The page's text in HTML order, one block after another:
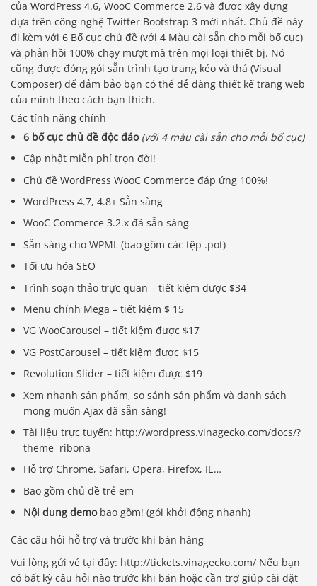
của WordPress 4.6, WooC Commerce 2.6 và được xây dựng
dựa trên công nghệ Twitter Bootstrap 3 mới nhất. Chủ đề này
đi kèm với 6 Bố cục chủ đề (với 4 Màu cài sẵn cho mỗi bố cục)
và phản hồi 100% chạy mượt mà trên mọi loại thiết bị. Nó
cũng được đóng gói sẵn trình tạo trang kéo và thả (Visual
Composer) để đảm bảo bạn có thể dễ dàng thiết kế trang web
của mình theo cách bạn thích.
Các tính năng chính
6 bố cục chủ đề độc đáo (với 4 màu cài sẵn cho mỗi bố cục)
Cập nhật miễn phí trọn đời!
Chủ đề WordPress WooC Commerce đáp ứng 100%!
WordPress 4.7, 4.8+ Sẵn sàng
WooC Commerce 3.2.x đã sẵn sàng
Sẵn sàng cho WPML (bao gồm các tệp .pot)
Tối ưu hóa SEO
Trình soạn thảo trực quan – tiết kiệm được $34
Menu chính Mega – tiết kiệm $ 15
VG WooCarousel – tiết kiệm được $17
VG PostCarousel – tiết kiệm được $15
Revolution Slider – tiết kiệm được $19
Xem nhanh sản phẩm, so sánh sản phẩm và danh sách
mong muốn Ajax đã sẵn sàng!
Tài liệu trực tuyến: http://wordpress.vinagecko.com/docs/?
theme=ribona
Hỗ trợ Chrome, Safari, Opera, Firefox, IE…
Bao gồm chủ đề trẻ em
Nội dung demobao gồm! (gói khởi động nhanh)
Các câu hỏi hỗ trợ và trước khi bán hàng
Vui lòng gửi vé tại đây: http://tickets.vinagecko.com/ Nếu bạn
có bất kỳ câu hỏi nào trước khi bán hoặc cần trợ giúp cài đặt